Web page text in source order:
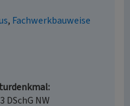
Fachwerkbauweise
NW